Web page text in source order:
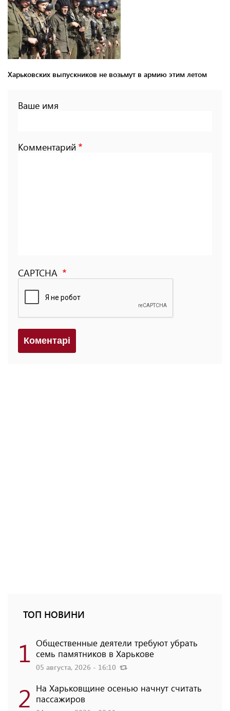
Харьковских выпускников не возьмут в армию этим летом
Ваше имя
Комментарий
CAPTCHA
Коментарi
ТОП НОВИНИ
1 Общественные деятели требуют убрать
семь памятников в Харькове
05 августа, 2026 - 16:10
2 На Харьковщине осенью начнут считать
пассажиров